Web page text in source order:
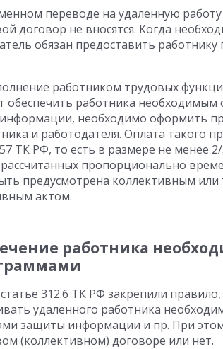
переводе на удаленную работу
договор не вносятся. Когда
обязан предоставить
работником трудовых
обеспечить работника
необходимо оформить
и работодателя. Оплата такого
ТК РФ, то есть в размере не менее
пропорционально
предусмотрена коллективным
актом.
работника
312.6 ТК РФ закрепили
удаленного работника
защиты информации и пр. При
(коллективном) договоре или нет.